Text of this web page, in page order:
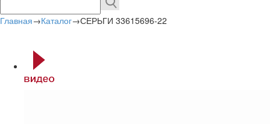
Главная→Каталог→СЕРЬГИ 33615696-22